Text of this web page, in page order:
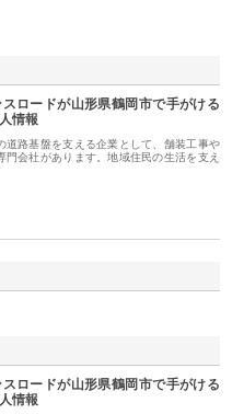
ロードが山形県鶴岡市で手がける
情報
道路基盤を支える企業として、舗装工事や
門会社があります。地域住民の生活を支え
ロードが山形県鶴岡市で手がける
情報